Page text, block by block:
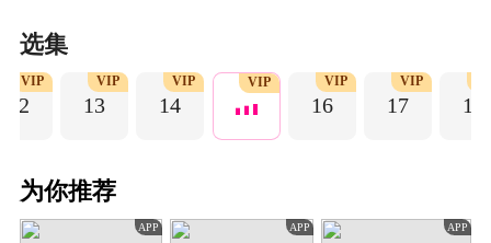
华。
选集
12
VIP
13
VIP
14
VIP VIP
16
VIP
17
VIP
18
为你推荐
APP APP APP